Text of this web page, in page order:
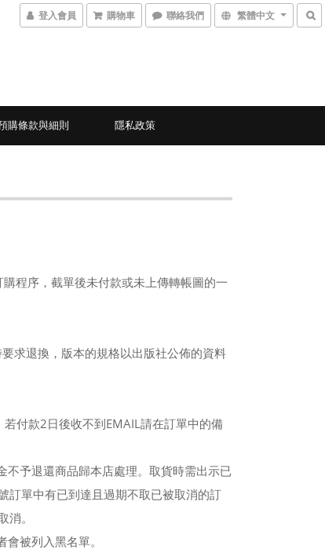
登入會員 購物車 聯絡我們 繁體中文
購條款與細則 隱私政策
程序，截單後未付款或未上傳轉帳圖的一
求退換，版本的規格以出版社公佈的資料
付款2日後收不到EMAIL請在訂單中的備
予退還商品歸本店處理。取貨時需出示已
訂單中有已到達且過期不取已被取消的訂
。
被列入黑名單。